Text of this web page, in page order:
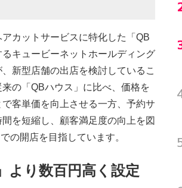
カットサービスに特化した「QB
キュービーネットホールディング
新型店舗の出店を検討しているこ
の「QBハウス」に比べ、価格を
客単価を向上させる一方、予約サ
を短縮し、顧客満足度の向上を図
の開店を目指しています。
より数百円高く設定